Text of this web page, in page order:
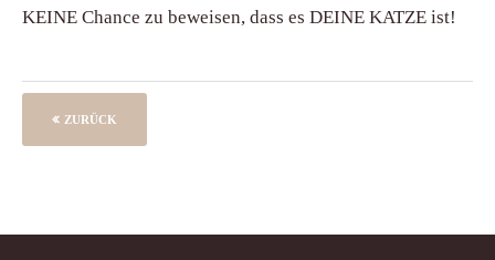
KEINE Chance zu beweisen, dass es DEINE KATZE ist!
ZURÜCK